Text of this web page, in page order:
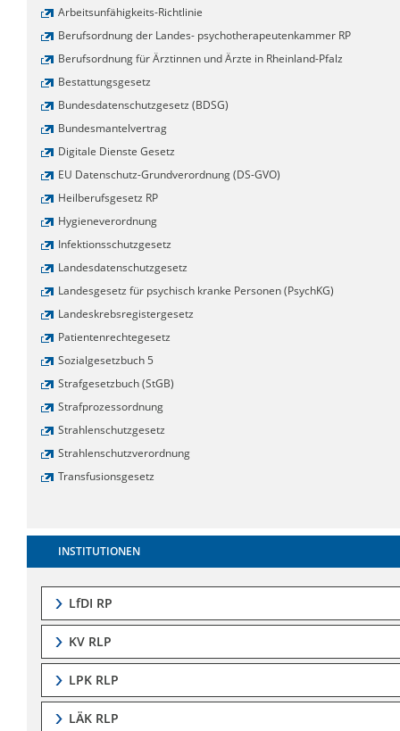
Arbeitsunfähigkeits-Richtlinie
Berufsordnung der Landes- psychotherapeutenkammer RP
Berufsordnung für Ärztinnen und Ärzte in Rheinland-Pfalz
Bestattungsgesetz
Bundesdatenschutzgesetz (BDSG)
Bundesmantelvertrag
Digitale Dienste Gesetz
EU Datenschutz-Grundverordnung (DS-GVO)
Heilberufsgesetz RP
Hygieneverordnung
Infektionsschutzgesetz
Landesdatenschutzgesetz
Landesgesetz für psychisch kranke Personen (PsychKG)
Landeskrebsregistergesetz
Patientenrechtegesetz
Sozialgesetzbuch 5
Strafgesetzbuch (StGB)
Strafprozessordnung
Strahlenschutzgesetz
Strahlenschutzverordnung
Transfusionsgesetz
INSTITUTIONEN
LfDI RP
KV RLP
LPK RLP
LÄK RLP